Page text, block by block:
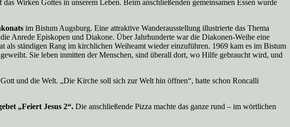
Wirken Gottes in unserem Leben. Beim anschließenden gemeinsamen Essen wurde
im Bistum Augsburg. Eine attraktive Wanderausstellung illustrierte das Thema
Anrede Episkopen und Diakone. Über Jahrhunderte war die Diakonen-Weihe eine
ständigen Rang im kirchlichen Weiheamt wieder einzuführen. 1969 kam es im Bistum
Sie leben inmitten der Menschen, sind überall dort, wo Hilfe gebraucht wird, und
und die Welt. „Die Kirche soll sich zur Welt hin öffnen“, hatte schon Roncalli
„Feiert Jesus 2“. Die anschließende Pizza machte das ganze rund – im wörtlichen